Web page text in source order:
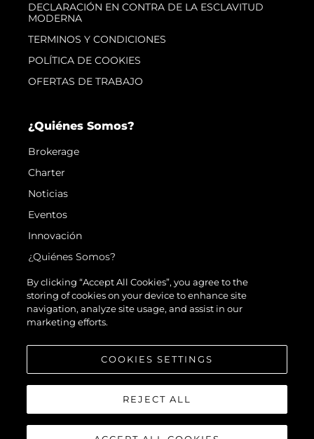
DECLARACIÓN EN CONTRA DE LA ESCLAVITUD
MODERNA
TERMINOS Y CONDICIONES
POLÍTICA DE COOKIES
OFERTAS DE TRABAJO
¿Quiénes Somos?
Brokerage
Charter
Noticias
Eventos
Innovación
¿Quiénes Somos?
El Equipo
Estilo De Vida
Historia
By clicking “Accept All Cookies”, you agree to the
storing of cookies on your device to enhance site
navigation, analyze site usage, and assist in our
marketing efforts.
COOKIES SETTINGS
REJECT ALL